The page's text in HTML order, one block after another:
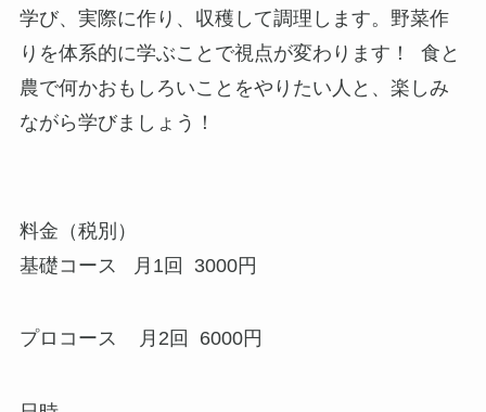
学び、実際に作り、収穫して調理します。野菜作
りを体系的に学ぶことで視点が変わります！ 食と
農で何かおもしろいことをやりたい人と、楽しみ
ながら学びましょう！
料金（税別）
基礎コース 月1回 3000円
プロコース 月2回 6000円